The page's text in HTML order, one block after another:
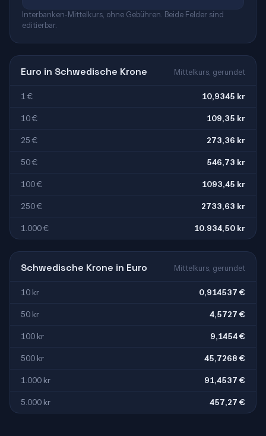
Interbanken-Mittelkurs, ohne Gebühren. Beide Felder sind
editierbar.
Euro in Schwedische Krone Mittelkurs, gerundet
1 € 10,9345 kr
10 € 109,35 kr
25 € 273,36 kr
50 € 546,73 kr
100 € 1093,45 kr
250 € 2733,63 kr
1.000 € 10.934,50 kr
Schwedische Krone in Euro Mittelkurs, gerundet
10 kr 0,914537 €
50 kr 4,5727 €
100 kr 9,1454 €
500 kr 45,7268 €
1.000 kr 91,4537 €
5.000 kr 457,27 €